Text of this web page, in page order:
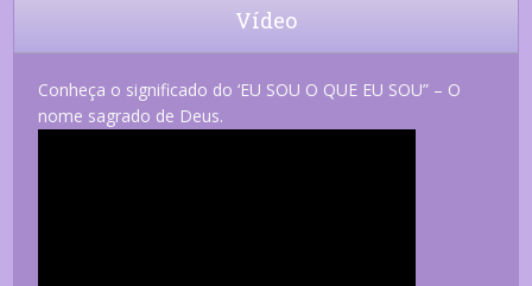
Vídeo
Conheça o significado do ‘EU SOU O QUE EU SOU” – O
nome sagrado de Deus.